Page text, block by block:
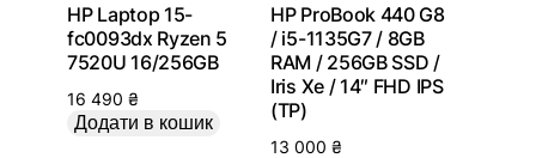
HP Laptop 15-
fc0093dx Ryzen 5
7520U 16/256GB
16 490 ₴
Додати в кошик
HP ProBook 440 G8
/ i5-1135G7 / 8GB
RAM / 256GB SSD /
Iris Xe / 14″ FHD IPS
(ТР)
13 000 ₴